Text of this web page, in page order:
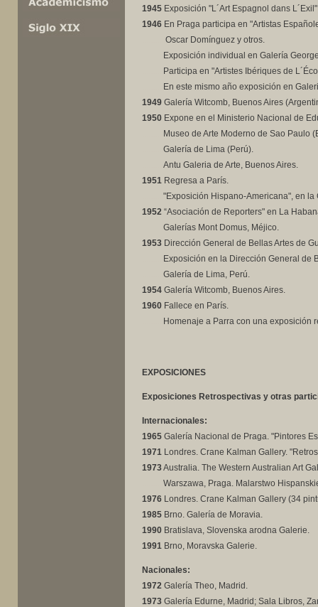
1945 Exposición "L´Art Espagnol dans
1946 En Praga participa en "Artistas
Oscar Domínguez y otros.
Exposición individual en Galería
Participa en "Artistes Ibériques de
En este mismo año exposición en
1949 Galería Witcomb, Buenos Aires
1950 Expone en el Ministerio Nacional de
Museo de Arte Moderno de Sao Paulo
Galería de Lima (Perú).
Antu Galeria de Arte, Buenos Aires.
1951 Regresa a París.
"Exposición Hispano-Americana", en
1952 “Asociación de Reporters" en La
Galerías Mont Domus, Méjico.
1953 Dirección General de Bellas Artes de
Exposición en la Dirección General de
Galería de Lima, Perú.
1954 Galería Witcomb, Buenos Aires.
1960 Fallece en París.
Homenaje a Parra con una exposición
EXPOSICIONES
Exposiciones Retrospectivas y otras
Internacionales:
1965 Galería Nacional de Praga. "Pintores
1971 Londres. Crane Kalman Gallery.
1973Australia. The Western Australian Art
Warszawa, Praga. Malarstwo
1976 Londres. Crane Kalman Gallery (34
1985 Brno. Galería de Moravia.
1990 Bratislava, Slovenska arodna Galerie.
1991 Brno, Moravska Galerie.
Nacionales:
1972 Galería Theo, Madrid.
1973 Galería Edurne, Madrid; Sala Libros,